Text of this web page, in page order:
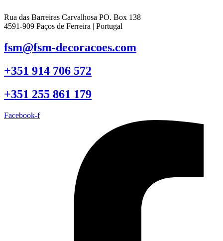
Rua das Barreiras Carvalhosa PO. Box 138
4591-909 Paços de Ferreira | Portugal
fsm@fsm-decoracoes.com
+351 914 706 572
+351 255 861 179
Facebook-f